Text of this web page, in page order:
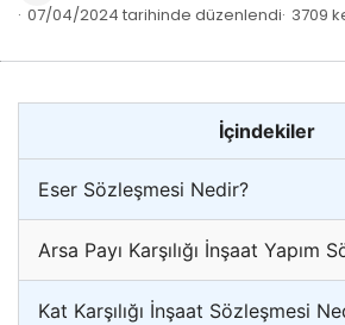
07/04/2024 tarihinde düzenlendi 3709
İçindekiler
Eser Sözleşmesi Nedir?
Arsa Payı Karşılığı İnşaat Yapım
Kat Karşılığı İnşaat Sözleşmesi